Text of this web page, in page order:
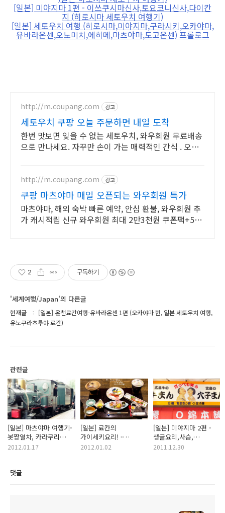
[일본] 미야지마 1편 - 이쓰쿠시마신사,토요코니신사,다이칸
지 (히로시마 세토우치 여행기)
[일본] 세토우치 여행 (히로시마,미야지마,구라시키,오카야마,
유바라온센,오노미치,에히메,마츠야마,도고온센) 프롤로그
http://m.coupang.com 광고
세토우치 쿠팡 오늘 주문하면 내일 도착
한번 맛보면 잊을 수 없는 세토우치, 와우회원 무료배송
으로 만나세요. 자꾸만 손이 가는 매력적인 간식 . 오늘
http://m.coupang.com 광고
쿠팡 마츠야마 매일 오픈되는 와우회원 특가
마츠야마, 해외 숙박 빠른 예약, 안심 환불, 와우회원 추
가 캐시적립 신규 와우회원 최대 2만3천원 쿠폰팩+5%
2 구독하기
'세계여행/Japan'의 다른글
현재글
[일본] 온천료칸여행-유바라온센 1편 (오카야마 현, 일본 세토우치 여행,
유노쿠라츠루야 료칸)
관련글
[일본] 마츠야마 여행기-
봇짱열차, 카라쿠리
봇짱시계탑, 무료족욕탕!
2012.01.17
[일본] 료칸의
가이세키요리! -
유바라온센 2편
2012.01.02
[일본] 미야지마 2편 -
생굴요리,사슴,
오모테산도,모미지만쥬!
2011.12.30
댓글